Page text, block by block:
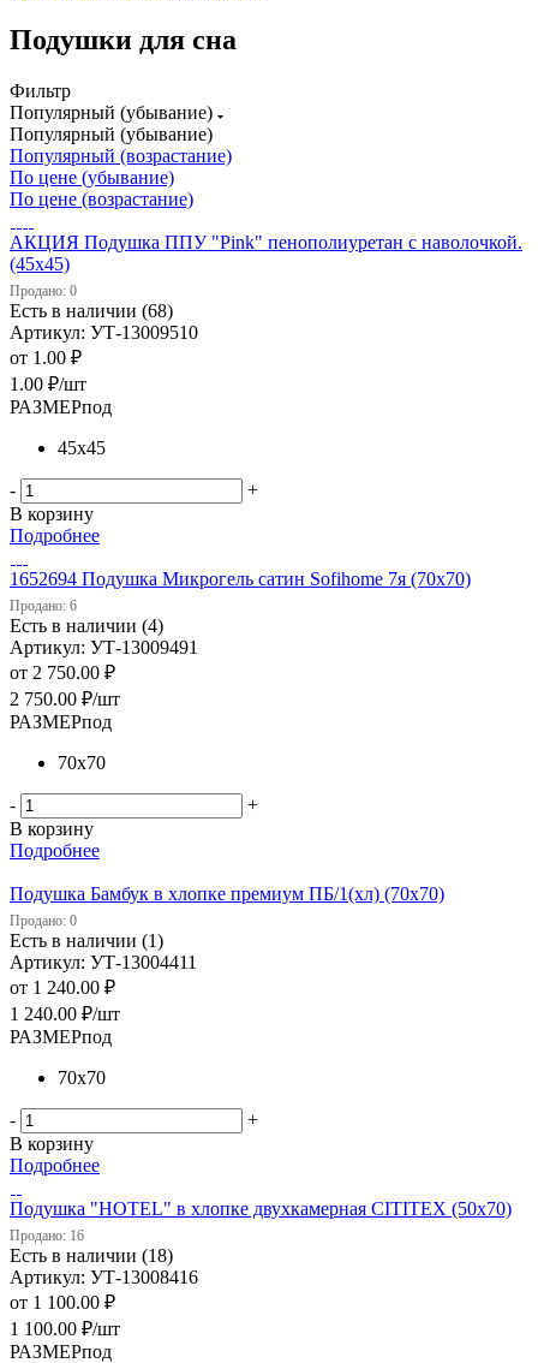
Подушки для сна
Фильтр
Популярный (убывание)
Популярный (убывание)
Популярный (возрастание)
По цене (убывание)
По цене (возрастание)
АКЦИЯ Подушка ППУ "Pink" пенополиуретан с наволочкой.
(45х45)
Продано: 0
Есть в наличии (68)
Артикул: УТ-13009510
от 1.00 ₽
1.00 ₽/шт
РАЗМЕРпод
45х45
-
+
В корзину
Подробнее
1652694 Подушка Микрогель сатин Sofihome 7я (70х70)
Продано: 6
Есть в наличии (4)
Артикул: УТ-13009491
от 2 750.00 ₽
2 750.00 ₽/шт
РАЗМЕРпод
70х70
-
+
В корзину
Подробнее
Подушка Бамбук в хлопке премиум ПБ/1(хл) (70х70)
Продано: 0
Есть в наличии (1)
Артикул: УТ-13004411
от 1 240.00 ₽
1 240.00 ₽/шт
РАЗМЕРпод
70х70
-
+
В корзину
Подробнее
Подушка "HOTEL" в хлопке двухкамерная CITITEX (50х70)
Продано: 16
Есть в наличии (18)
Артикул: УТ-13008416
от 1 100.00 ₽
1 100.00 ₽/шт
РАЗМЕРпод